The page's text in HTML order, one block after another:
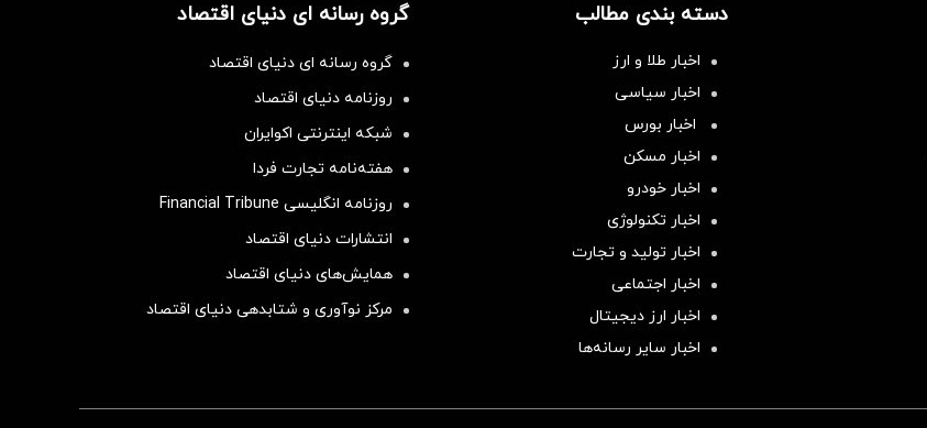
دسته بندی مطالب
اخبار طلا و ارز
اخبار سیاسی
اخبار بورس
اخبار مسکن
اخبار خودرو
اخبار تکنولوژی
اخبار تولید و تجارت
اخبار اجتماعی
اخبار ارز دیجیتال
اخبار سایر رسانه‌‌ها
گروه رسانه ای دنیای اقتصاد
گروه رسانه ای دنیای اقتصاد
روزنامه دنیای اقتصاد
شبکه اینترنتی اکوایران
هفته‌نامه تجارت فردا
روزنامه انگلیسی Financial Tribune
انتشارات دنیای اقتصاد
همایش‌های دنیای اقتصاد
مرکز نوآوری و شتابدهی دنیای اقتصاد